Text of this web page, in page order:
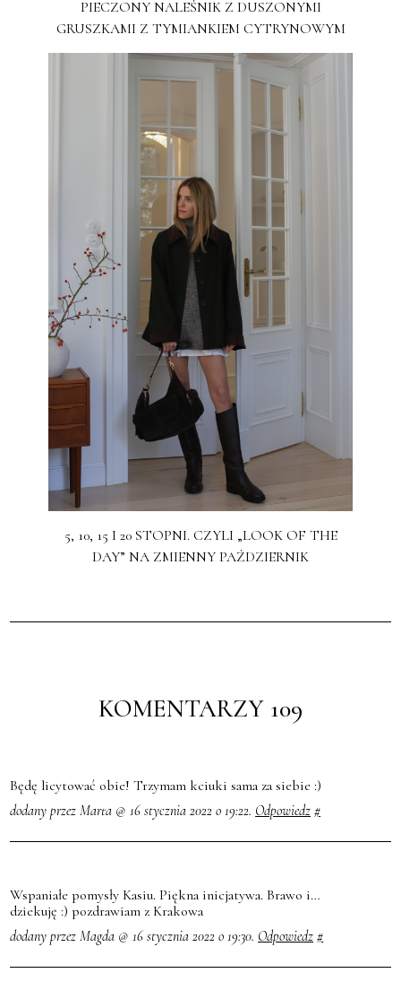
PIECZONY NALEŚNIK Z DUSZONYMI
GRUSZKAMI Z TYMIANKIEM CYTRYNOWYM
5, 10, 15 I 20 STOPNI. CZYLI „LOOK OF THE
DAY” NA ZMIENNY PAŹDZIERNIK
KOMENTARZY 109
Będę licytować obie! Trzymam kciuki sama za siebie :)
dodany przez Marta @ 16 stycznia 2022 o 19:22. Odpowiedz #
Wspaniałe pomysły Kasiu. Piękna inicjatywa. Brawo i…
dziekuję :) pozdrawiam z Krakowa
dodany przez Magda @ 16 stycznia 2022 o 19:30. Odpowiedz #